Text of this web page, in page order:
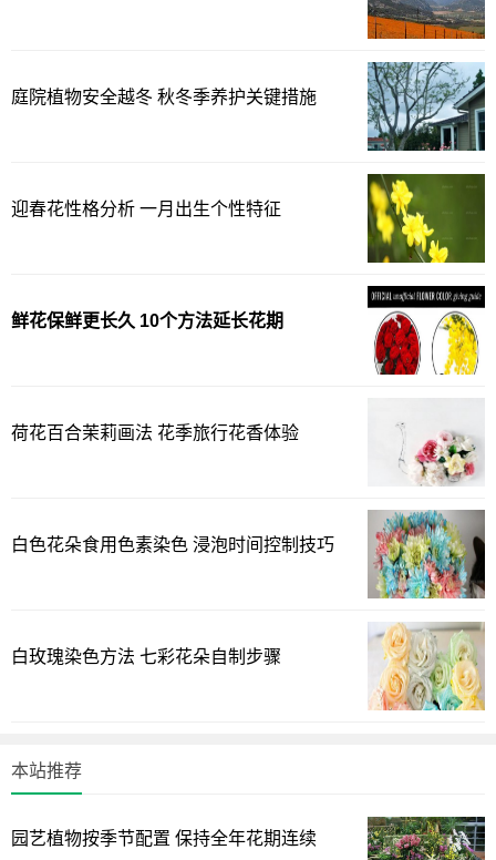
庭院植物安全越冬 秋冬季养护关键措施
迎春花性格分析 一月出生个性特征
鲜花保鲜更长久 10个方法延长花期
荷花百合茉莉画法 花季旅行花香体验
白色花朵食用色素染色 浸泡时间控制技巧
白玫瑰染色方法 七彩花朵自制步骤
本站推荐
园艺植物按季节配置 保持全年花期连续